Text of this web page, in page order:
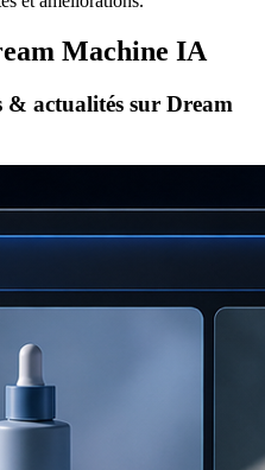
Machine IA
& actualités sur Dream